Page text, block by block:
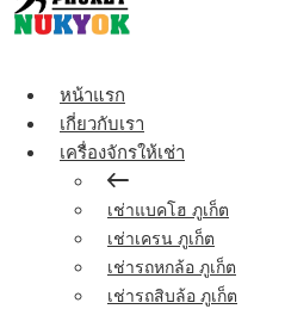
หน้าแรก
เกี่ยวกับเรา
เครื่องจักรให้เช่า
เช่าแบคโฮ ภูเก็ต
เช่าเครน ภูเก็ต
เช่ารถหกล้อ ภูเก็ต
เช่ารถสิบล้อ ภูเก็ต